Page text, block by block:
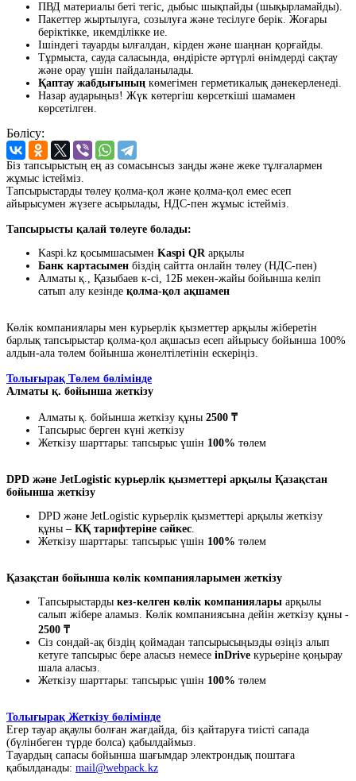
ПВД материалы беті тегіс, дыбыс шықпайды (шықырламайды).
Пакеттер жыртылуға, созылуға және тесілуге берік. Жоғары
беріктікке, икемділікке ие.
Ішіндегі тауарды ылғалдан, кірден және шаңнан қорғайды.
Тұрмыста, сауда саласында, өндірісте әртүрлі өнімдерді сақтау
және орау үшін пайдаланылады.
Қаптау жабдығының көмегімен герметикалық дәнекерленеді.
Назар аударыңыз! Жүк көтергіш көрсеткіші шамамен
көрсетілген.
Бөлісу:
Біз тапсырыстың ең аз сомасынсыз заңды және жеке тұлғалармен
жұмыс істейміз.
Тапсырыстарды төлеу қолма-қол және қолма-қол емес есеп
айырысумен жүзеге асырылады, НДС-пен жұмыс істейміз.
Тапсырысты қалай төлеуге болады:
Kaspi.kz қосымшасымен Kaspi QRарқылы
Банк картасымен біздің сайтта онлайн төлеу (НДС-пен)
Алматы қ., Қазыбаев к-сі, 12Б мекен-жайы бойынша келіп
сатып алу кезінде қолма-қол ақшамен
Көлік компаниялары мен курьерлік қызметтер арқылы жіберетін
барлық тапсырыстар қолма-қол ақшасыз есеп айырысу бойынша 100%
алдын-ала төлем бойынша жөнелтілетінін ескеріңіз.
Толығырақ Төлем бөлімінде
Алматы қ. бойынша жеткізу
Алматы қ. бойынша жеткізу құны 2500 ₸
Тапсырыс берген күні жеткізу
Жеткізу шарттары: тапсырыс үшін 100% төлем
DPD және JetLogistic курьерлік қызметтері арқылы Қазақстан
бойынша жеткізу
DPD және JetLogistic курьерлік қызметтері арқылы жеткізу
құны – КҚ тарифтеріне сәйкес.
Жеткізу шарттары: тапсырыс үшін 100% төлем
Қазақстан бойынша көлік компанияларымен жеткізу
Тапсырыстарды кез-келген көлік компаниялары арқылы
салып жібере аламыз. Көлік компаниясына дейін жеткізу құны -
2500 ₸
Сіз сондай-ақ біздің қоймадан тапсырысыңызды өзіңіз алып
кетуге тапсырыс бере аласыз немесе inDrive курьеріне қоңырау
шала аласыз.
Жеткізу шарттары: тапсырыс үшін 100% төлем
Толығырақ Жеткізу бөлімінде
Егер тауар ақаулы болған жағдайда, біз қайтаруға тиісті сапада
(бүлінбеген түрде болса) қабылдаймыз.
Тауардың сапасы бойынша шағымдар электрондық поштаға
қабылданады: mail@webpack.kz